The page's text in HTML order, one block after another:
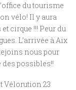
du tourisme
vélo! Il y aura
cirque !!! Peur du
L’arrivée à Aix
nous pour
possibles!!
Vélorution 23